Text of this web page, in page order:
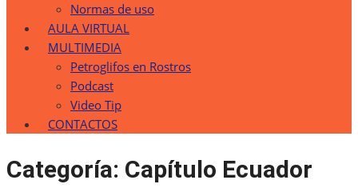
Normas de uso
AULA VIRTUAL
MULTIMEDIA
Petroglifos en Rostros
Podcast
Video Tip
CONTACTOS
Categoría: Capítulo Ecuador